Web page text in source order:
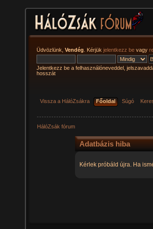
Üdvözlünk, Vendég . Kérjük jelentkezz be vagy
Jelentkezz be a felhasználóneveddel,
hosszát
Vissza a HálóZsákra Főoldal Súgó
HálóZsák fórum
Adatbázis hiba
Kérlek próbáld újra. Ha